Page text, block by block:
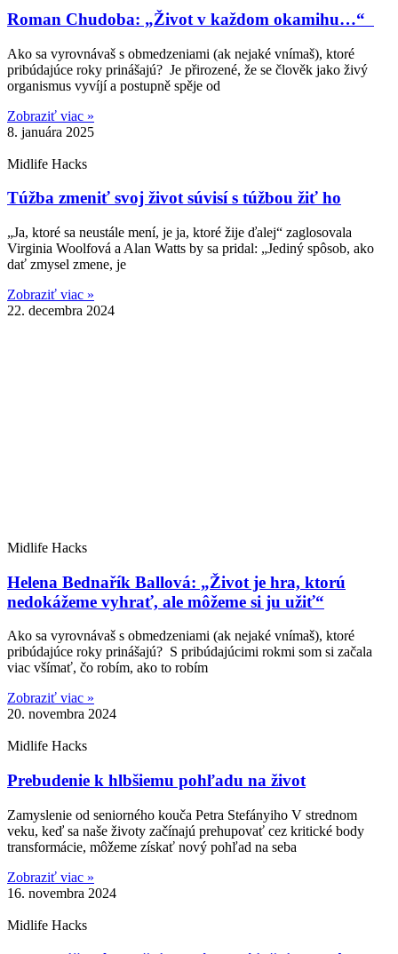
Roman Chudoba: „Život v každom okamihu…“
Ako sa vyrovnávaš s obmedzeniami (ak nejaké vnímaš), ktoré
pribúdajúce roky prinášajú? Je přirozené, že se člověk jako živý
organismus vyvíjí a postupně spěje od
Zobraziť viac »
8. januára 2025
Midlife Hacks
Túžba zmeniť svoj život súvisí s túžbou žiť ho
„Ja, ktoré sa neustále mení, je ja, ktoré žije ďalej“ zaglosovala
Virginia Woolfová a Alan Watts by sa pridal: „Jediný spôsob, ako
dať zmysel zmene, je
Zobraziť viac »
22. decembra 2024
Midlife Hacks
Helena Bednařík Ballová: „Život je hra, ktorú
nedokážeme vyhrať, ale môžeme si ju užiť“
Ako sa vyrovnávaš s obmedzeniami (ak nejaké vnímaš), ktoré
pribúdajúce roky prinášajú? S pribúdajúcimi rokmi som si začala
viac všímať, čo robím, ako to robím
Zobraziť viac »
20. novembra 2024
Midlife Hacks
Prebudenie k hlbšiemu pohľadu na život
Zamyslenie od seniorného kouča Petra Stefányiho V strednom
veku, keď sa naše životy začínajú prehupovať cez kritické body
transformácie, môžeme získať nový pohľad na seba
Zobraziť viac »
16. novembra 2024
Midlife Hacks